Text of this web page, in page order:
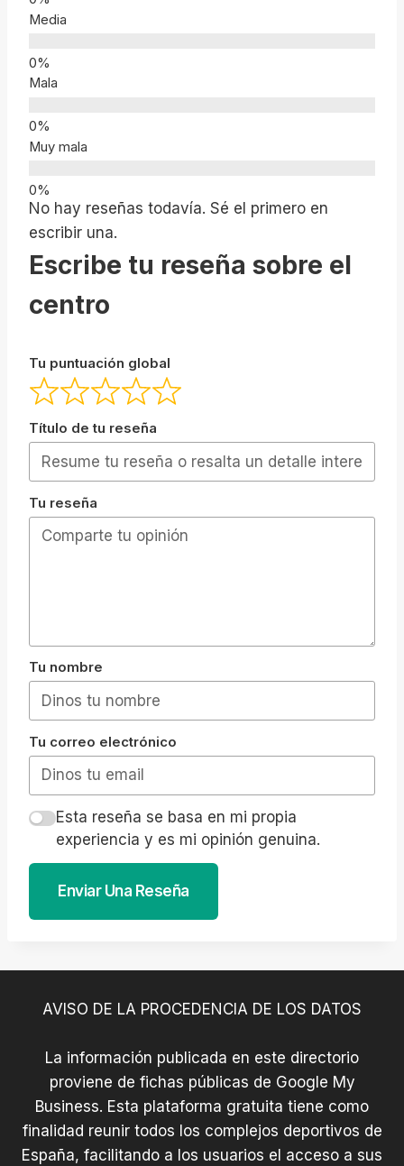
Media
Mala
Muy mala
No hay reseñas todavía. Sé el primero en
escribir una.
Escribe tu reseña sobre el
centro
Tu puntuación global
Título de tu reseña
Tu reseña
Tu nombre
Tu correo electrónico
Esta reseña se basa en mi propia
experiencia y es mi opinión genuina.
Enviar Una Reseña
AVISO DE LA PROCEDENCIA DE LOS DATOS
La información publicada en este directorio
proviene de fichas públicas de Google My
Business. Esta plataforma gratuita tiene como
finalidad reunir todos los complejos deportivos de
España, facilitando a los usuarios el acceso a sus